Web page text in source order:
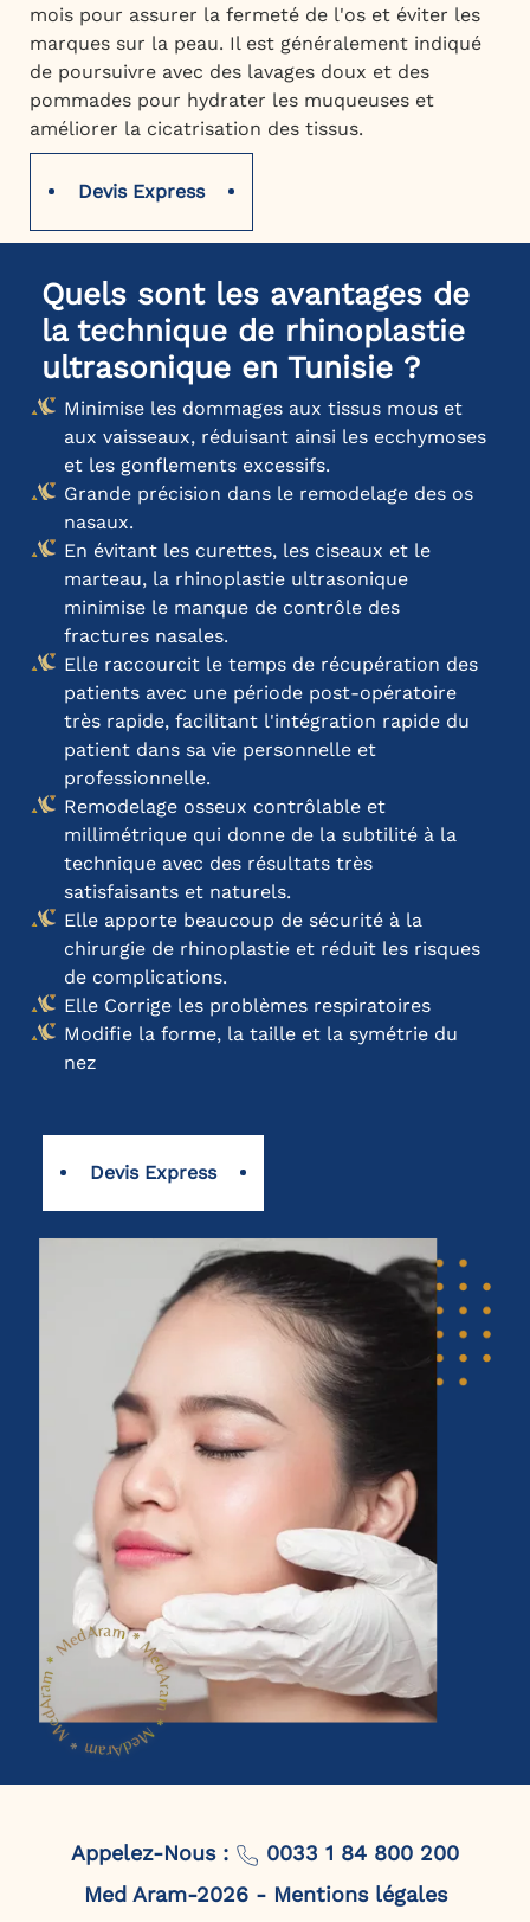
mois pour assurer la fermeté de l'os et éviter les
marques sur la peau. Il est généralement indiqué
de poursuivre avec des lavages doux et des
pommades pour hydrater les muqueuses et
améliorer la cicatrisation des tissus.
Devis Express
Quels sont les avantages de
la technique de rhinoplastie
ultrasonique en Tunisie ?
Minimise les dommages aux tissus mous et
aux vaisseaux, réduisant ainsi les ecchymoses
et les gonflements excessifs.
Grande précision dans le remodelage des os
nasaux.
En évitant les curettes, les ciseaux et le
marteau, la rhinoplastie ultrasonique
minimise le manque de contrôle des
fractures nasales.
Elle raccourcit le temps de récupération des
patients avec une période post-opératoire
très rapide, facilitant l'intégration rapide du
patient dans sa vie personnelle et
professionnelle.
Remodelage osseux contrôlable et
millimétrique qui donne de la subtilité à la
technique avec des résultats très
satisfaisants et naturels.
Elle apporte beaucoup de sécurité à la
chirurgie de rhinoplastie et réduit les risques
de complications.
Elle Corrige les problèmes respiratoires
Modifie la forme, la taille et la symétrie du
nez
Devis Express
Appelez-Nous :
0033 1 84 800 200
Med Aram-2026 - Mentions légales